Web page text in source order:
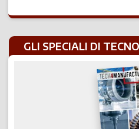
GLI SPECIALI DI